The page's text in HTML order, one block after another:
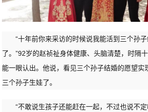
“十年前你来采访的时候说我能活到三个孙
了。”92岁的赵祯祉身体健康、头脑清楚，时隔
能一眼认出。他说，看见三个孙子结婚的愿望实
三个孙子生娃了。
“不敢说生孩子还能赶在一起，不过也说不